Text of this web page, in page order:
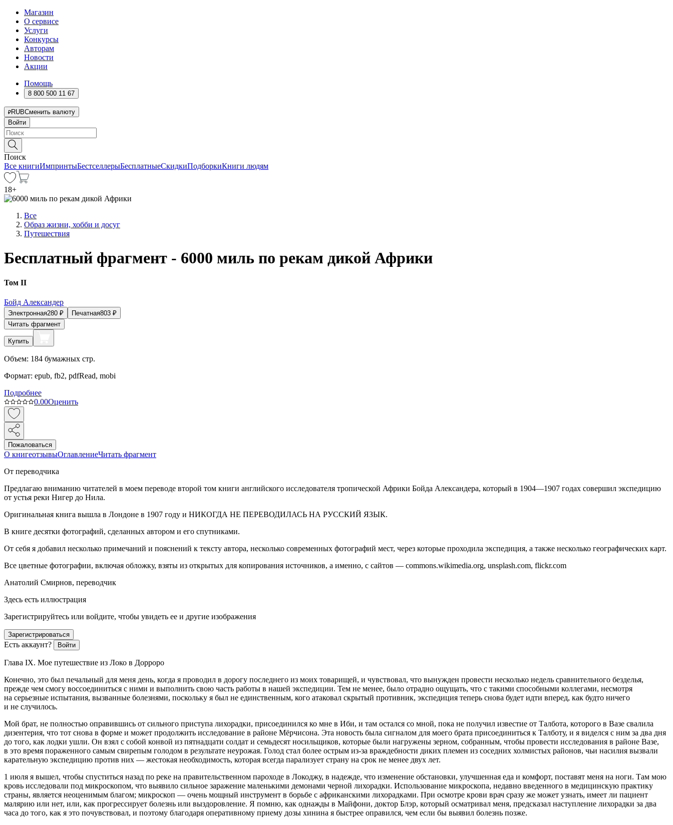
Магазин
О сервисе
Услуги
Конкурсы
Авторам
Новости
Акции
Помощь
8 800 500 11 67
RUBСменить валюту
Войти
Поиск
Все книгиИмпринтыБестселлерыБесплатныеСкидкиПодборкиКниги людям
18+
Все
Образ жизни, хобби и досуг
Путешествия
Бесплатный фрагмент - 6000 миль по рекам дикой Африки
Том II
Бойд Александер
Электронная280 ₽ Печатная803 ₽
Читать фрагмент
Купить
Объем: 184 бумажных стр.
Формат: epub, fb2, pdfRead, mobi
Подробнее
0.00Оценить
Пожаловаться
О книгеотзывыОглавлениеЧитать фрагмент
От переводчика
Предлагаю вниманию читателей в моем переводе второй том книги английского исследователя тропической Африки Бойда Александера, который в 1904—1907 годах совершил экспедицию
от устья реки Нигер до Нила.
Оригинальная книга вышла в Лондоне в 1907 году и НИКОГДА НЕ ПЕРЕВОДИЛАСЬ НА РУССКИЙ ЯЗЫК.
В книге десятки фотографий, сделанных автором и его спутниками.
От себя я добавил несколько примечаний и пояснений к тексту автора, несколько современных фотографий мест, через которые проходила экспедиция, а также несколько географических карт.
Все цветные фотографии, включая обложку, взяты из открытых для копирования источников, а именно, с сайтов — commons.wikimedia.org, unsplash.com, flickr.com
Анатолий Смирнов, переводчик
Здесь есть иллюстрация
Зарегистрируйтесь или войдите, чтобы увидеть ее и другие изображения
Зарегистрироваться
Есть аккаунт? Войти
Глава IX. Мое путешествие из Локо в Дорроро
Конечно, это был печальный для меня день, когда я проводил в дорогу последнего из моих товарищей, и чувствовал, что вынужден провести несколько недель сравнительного безделья,
прежде чем смогу воссоединиться с ними и выполнить свою часть работы в нашей экспедиции. Тем не менее, было отрадно ощущать, что с такими способными коллегами, несмотря
на серьезные испытания, вызванные болезнями, поскольку я был не единственным, кого атаковал скрытый противник, экспедиция теперь снова будет идти вперед, как будто ничего
и не случилось.
Мой брат, не полностью оправившись от сильного приступа лихорадки, присоединился ко мне в Иби, и там остался со мной, пока не получил известие от Талбота, которого в Вазе свалила
дизентерия, что тот снова в форме и может продолжить исследование в районе Мёрчисона. Эта новость была сигналом для моего брата присоединиться к Талботу, и я виделся с ним за два дня
до того, как лодки ушли. Он взял с собой конвой из пятнадцати солдат и семьдесят носильщиков, которые были нагружены зерном, собранным, чтобы провести исследования в районе Вазе,
в это время пораженного самым свирепым голодом в результате неурожая. Голод стал более острым из-за враждебности диких племен из соседних холмистых районов, чьи насилия вызвали
карательную экспедицию против них — жестокая необходимость, которая всегда парализует страну на срок не менее двух лет.
1 июля я вышел, чтобы спуститься назад по реке на правительственном пароходе в Локоджу, в надежде, что изменение обстановки, улучшенная еда и комфорт, поставят меня на ноги. Там мою
кровь исследовали под микроскопом, что выявило сильное заражение маленькими демонами черной лихорадки. Использование микроскопа, недавно введенного в медицинскую практику
страны, является неоценимым благом; микроскоп — очень мощный инструмент в борьбе с африканскими лихорадками. При осмотре крови врач сразу же может узнать, имеет ли пациент
малярию или нет, или, как прогрессирует болезнь или выздоровление. Я помню, как однажды в Майфони, доктор Блэр, который осматривал меня, предсказал наступление лихорадки за два
часа до того, как я это почувствовал, и поэтому благодаря оперативному приему дозы хинина я быстрее оправился, чем если бы выявил болезнь позже.